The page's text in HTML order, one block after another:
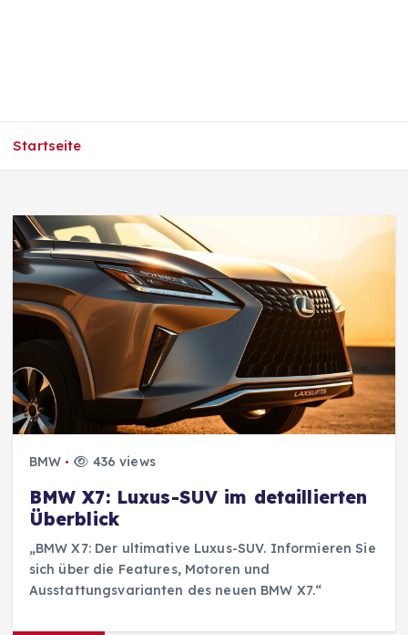
Startseite
BMW 436 views
BMW X7: Luxus-SUV im detaillierten
Überblick
„BMW X7: Der ultimative Luxus-SUV. Informieren Sie
sich über die Features, Motoren und
Ausstattungsvarianten des neuen BMW X7.“